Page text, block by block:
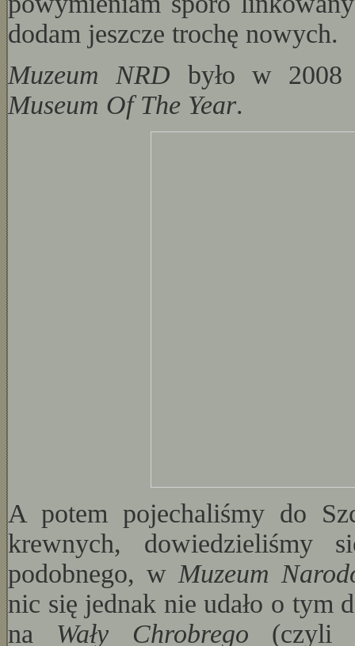
dodam jeszcze trochę nowych.
Muzeum NRD było w 2008
Museum Of The Year.
A potem pojechaliśmy do
krewnych,
podobnego, w Muzeum
nic się jednak nie udało o tym
na Wały Chrobrego (czyli